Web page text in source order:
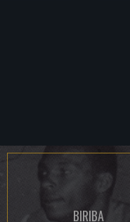
BIRIBA